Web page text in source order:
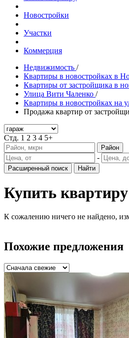
Новостройки
Участки
Коммерция
Недвижимость /
Квартиры в новостройках в
Квартиры от застройщика в
Улица Вити Чаленко /
Квартиры в новостройках на
Продажа квартир от
Стд. 1 2 3 4 5+
Район
-
Расширенный поиск Найти
Купить
К сожалению ничего не найдено,
Похожие предложения